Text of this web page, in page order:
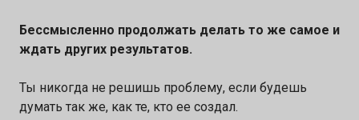
Бессмысленно продолжать делать то же самое и
ждать других результатов.
Ты никогда не решишь проблему, если будешь
думать так же, как те, кто ее создал.